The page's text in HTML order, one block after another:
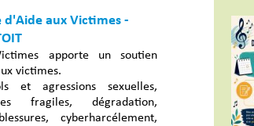
d'Aide aux Victimes -
apporte un soutien
victimes.
et agressions sexuelles,
fragiles, dégradation,
cyberharcélement,